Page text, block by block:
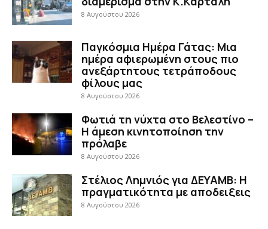
8 Αυγούστου 2026
Παγκόσμια Ημέρα Γάτας: Μια
ημέρα αφιερωμένη στους πιο
ανεξάρτητους τετράποδους
φίλους μας
8 Αυγούστου 2026
Φωτιά τη νύχτα στο Βελεστίνο –
Η άμεση κινητοποίηση την
πρόλαβε
8 Αυγούστου 2026
Στέλιος Λημνιός για ΔΕΥΑΜΒ: Η
πραγματικότητα με αποδειξεις
8 Αυγούστου 2026